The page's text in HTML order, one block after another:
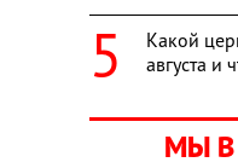
Какой
августа и
МЫ В